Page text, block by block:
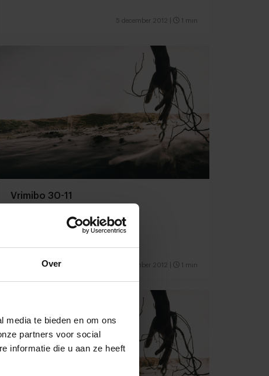
Over
media te bieden en om ons
partners voor social
informatie die u aan ze heeft
5 december 2012 1 min
Vrimibo 30-11
30 november 2012 1 min